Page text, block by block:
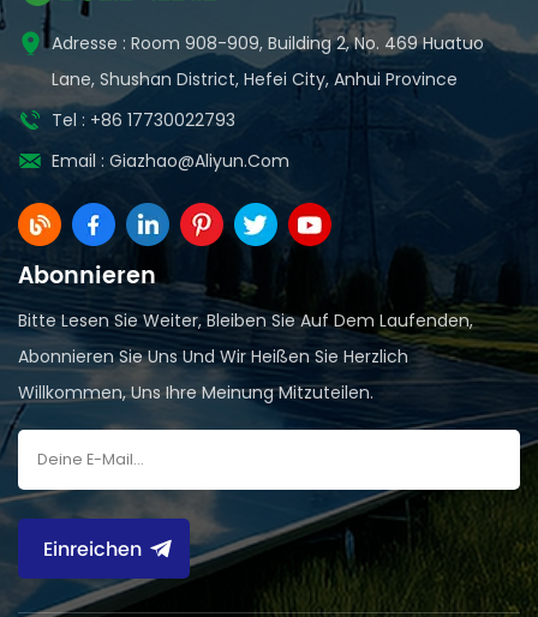
Adresse : Room 908-909, Building 2, No. 469 Huatuo
Lane, Shushan District, Hefei City, Anhui Province
Tel : +86 17730022793
Email : Giazhao@aliyun.com
Abonnieren
Bitte Lesen Sie Weiter, Bleiben Sie Auf Dem Laufenden,
Abonnieren Sie Uns Und Wir Heißen Sie Herzlich
Willkommen, Uns Ihre Meinung Mitzuteilen.
Einreichen